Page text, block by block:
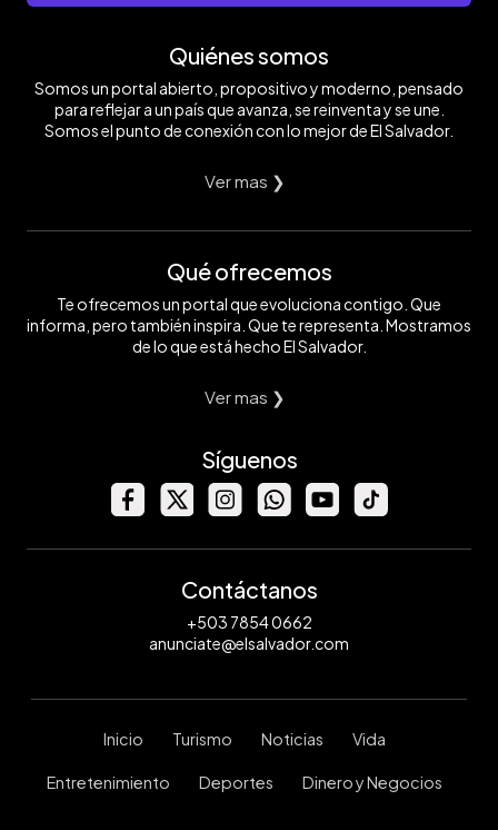
Quiénes somos
Somos un portal abierto, propositivo y moderno, pensado
para reflejar a un país que avanza, se reinventa y se une.
Somos el punto de conexión con lo mejor de El Salvador.
Ver mas ❯
Qué ofrecemos
Te ofrecemos un portal que evoluciona contigo. Que
informa, pero también inspira. Que te representa. Mostramos
de lo que está hecho El Salvador.
Ver mas ❯
Síguenos
Contáctanos
+503 7854 0662
anunciate@elsalvador.com
Inicio Turismo Noticias Vida
Entretenimiento Deportes Dinero y Negocios